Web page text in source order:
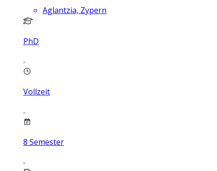
Aglantzia, Zypern
PhD
Vollzeit
8 Semester